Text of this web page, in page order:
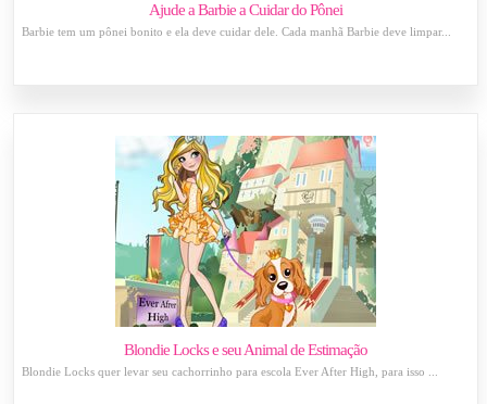
Ajude a Barbie a Cuidar do Pônei
Barbie tem um pônei bonito e ela deve cuidar dele. Cada manhã Barbie deve limpar...
Blondie Locks e seu Animal de Estimação
Blondie Locks quer levar seu cachorrinho para escola Ever After High, para isso ...